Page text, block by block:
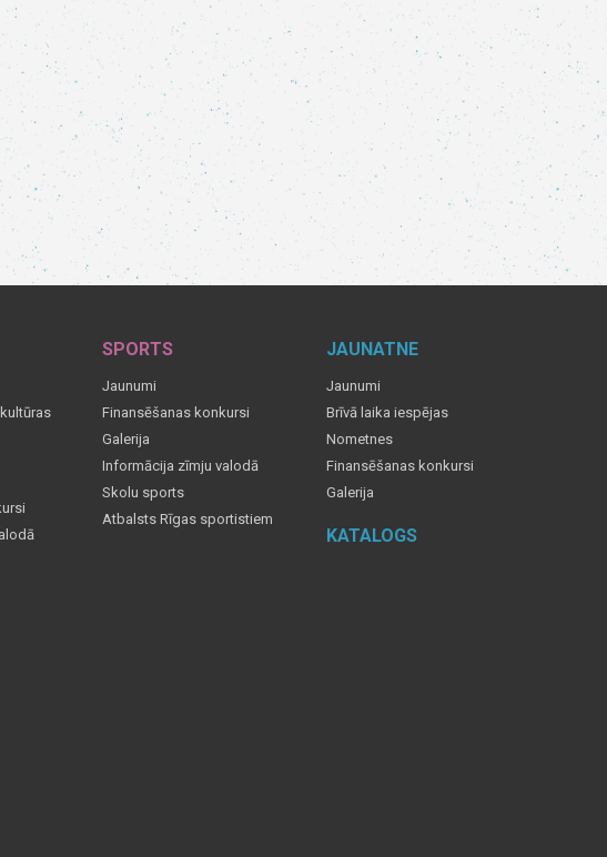
SPORTS
Jaunumi
Finansēšanas konkursi
Galerija
Informācija zīmju valodā
Skolu sports
Atbalsts Rīgas sportistiem
JAUNATNE
Jaunumi
Brīvā laika iespējas
Nometnes
Finansēšanas konkursi
Galerija
KATALOGS